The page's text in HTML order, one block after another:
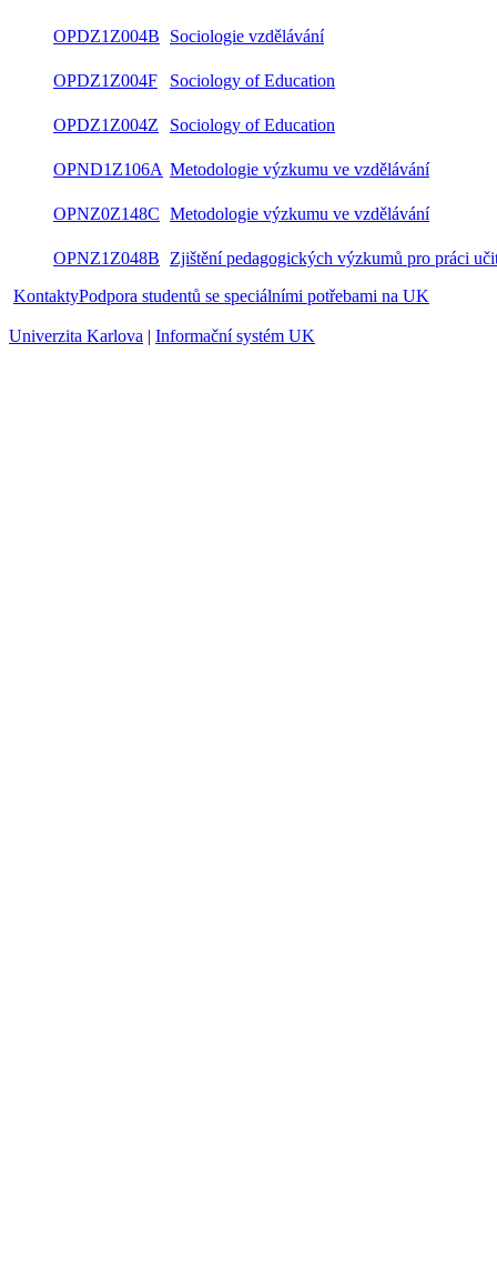
OPDZ1Z004B Sociologie vzdělávání
OPDZ1Z004F Sociology of Education
OPDZ1Z004Z Sociology of Education
OPND1Z106A Metodologie výzkumu ve vzdělávání
OPNZ0Z148C Metodologie výzkumu ve vzdělávání
OPNZ1Z048B
Zjištění pedagogických výzkumů pro práci
KontaktyPodpora studentů se speciálními potřebami na UK
Univerzita Karlova | Informační systém UK